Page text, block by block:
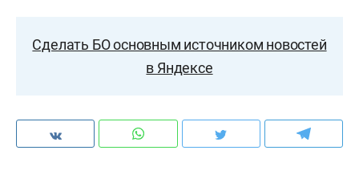
Сделать БО основным источником новостей
в Яндексе